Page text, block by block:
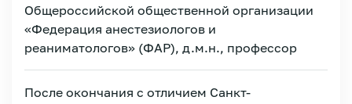
Зарегистрироваться
Общероссийской общественной организации
«Федерация анестезиологов и
реаниматологов» (ФАР), д.м.н., профессор
После окончания с отличием Санкт-